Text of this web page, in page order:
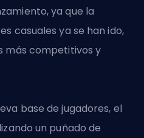
ya que la
casuales ya se han ido,
más competitivos y
base de jugadores, el
un puñado de